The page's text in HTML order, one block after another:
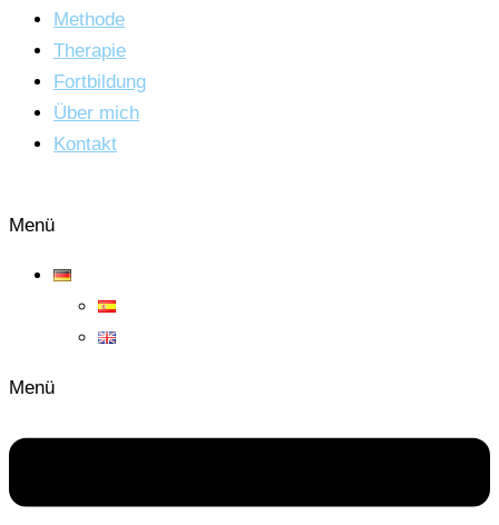
Methode
Therapie
Fortbildung
Über mich
Kontakt
Menü
Menü